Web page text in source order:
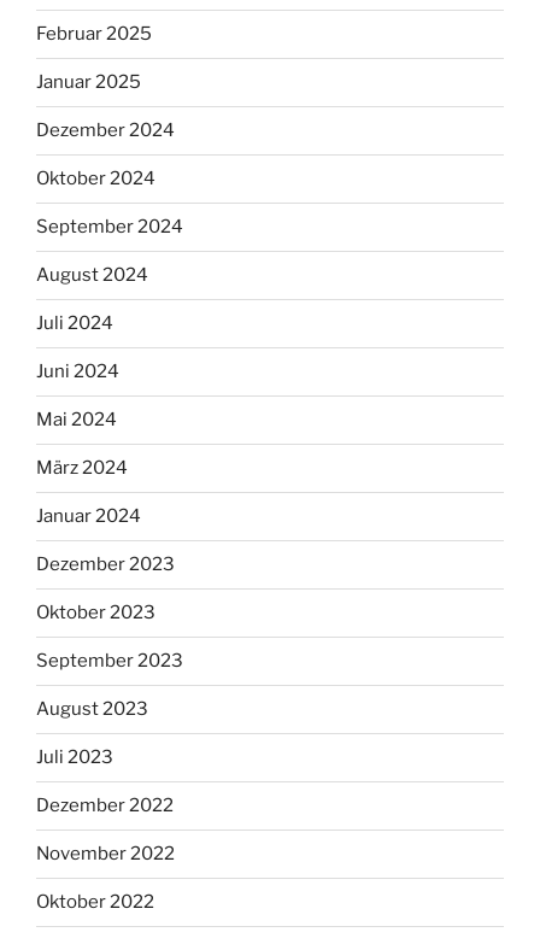
Februar 2025
Januar 2025
Dezember 2024
Oktober 2024
September 2024
August 2024
Juli 2024
Juni 2024
Mai 2024
März 2024
Januar 2024
Dezember 2023
Oktober 2023
September 2023
August 2023
Juli 2023
Dezember 2022
November 2022
Oktober 2022